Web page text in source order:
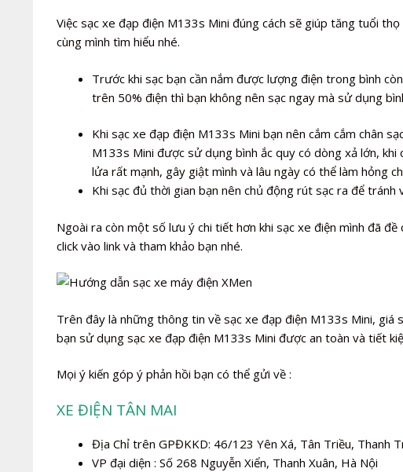
Việc sạc xe đạp điện M133s Mini đúng cách sẽ giúp tăng tuổi
cùng mình tìm hiểu nhé.
Trước khi sạc bạn cần nắm được lượng điện trong bình
trên 50% điện thì bạn không nên sạc ngay mà sử dụng
Khi sạc xe đạp điện M133s Mini bạn nên cắm cắm chân
M133s Mini được sử dụng bình ắc quy có dòng xả lớn,
lửa rất mạnh, gây giật mình và lâu ngày có thể làm hỏng
Khi sạc đủ thời gian bạn nên chủ động rút sạc ra để tránh
Ngoài ra còn một số lưu ý chi tiết hơn khi sạc xe điện mình đã đề
click vào link và tham khảo bạn nhé.
Trên đây là những thông tin về sạc xe đạp điện M133s Mini, giá
bạn sử dụng sạc xe đạp điện M133s Mini được an toàn và tiết
Mọi ý kiến góp ý phản hồi bạn có thể gửi về :
XE ĐIỆN TÂN MAI
Địa Chỉ trên GPĐKKD: 46/123 Yên Xá, Tân Triều, Thanh
VP đại diện : Số 268 Nguyễn Xiển, Thanh Xuân, Hà Nội